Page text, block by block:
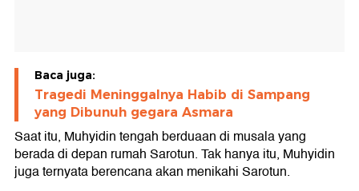
Baca juga:
Tragedi Meninggalnya Habib di Sampang
yang Dibunuh gegara Asmara
Saat itu, Muhyidin tengah berduaan di musala yang
berada di depan rumah Sarotun. Tak hanya itu, Muhyidin
juga ternyata berencana akan menikahi Sarotun.